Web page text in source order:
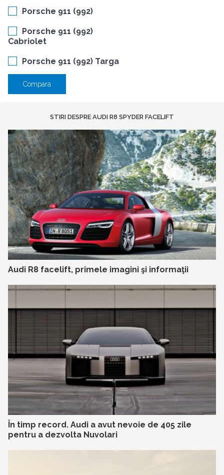
Porsche 911 (992)
Porsche 911 (992)
Cabriolet
Porsche 911 (992) Targa
Compara
STIRI DESPRE AUDI R8 SPYDER FACELIFT
Audi R8 facelift, primele imagini şi informaţii
În timp record. Audi a avut nevoie de 405 zile
pentru a dezvolta Nuvolari